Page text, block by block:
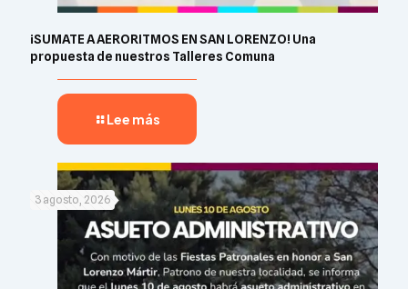
¡SUMATE A AERORITMOS EN SAN LORENZO! Una
propuesta de nuestros Talleres Comuna
Lee más
3 agosto, 2026